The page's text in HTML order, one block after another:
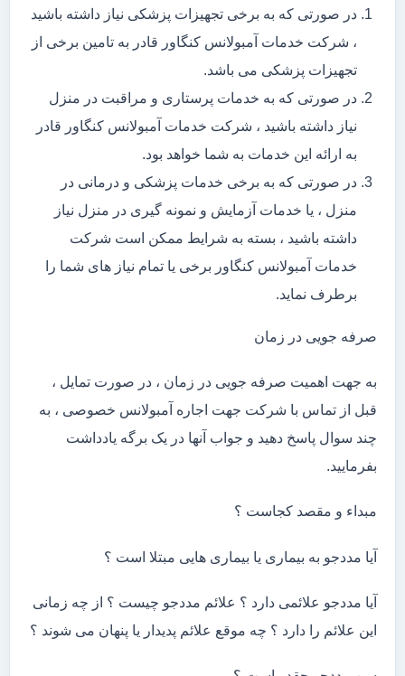
در صورتی که به برخی تجهیزات پزشکی نیاز داشته باشید
، شرکت خدمات آمبولانس کنگاور قادر به تامین برخی از
تجهیزات پزشکی می باشد.
در صورتی که به خدمات پرستاری و مراقبت در منزل
نیاز داشته باشید ، شرکت خدمات آمبولانس کنگاور قادر
به ارائه این خدمات به شما خواهد بود.
در صورتی که به برخی خدمات پزشکی و درمانی در
منزل ، یا خدمات آزمایش و نمونه گیری در منزل نیاز
داشته باشید ، بسته به شرایط ممکن است شرکت
خدمات آمبولانس کنگاور برخی یا تمام نیاز های شما را
برطرف نماید.
صرفه جویی در زمان
به جهت اهمیت صرفه جویی در زمان ، در صورت تمایل ،
قبل از تماس با شرکت جهت اجاره آمبولانس خصوصی ، به
چند سوال پاسخ دهید و جواب آنها در یک برگه یادداشت
بفرمایید.
مبداء و مقصد کجاست ؟
آیا مددجو به بیماری یا بیماری هایی مبتلا است ؟
آیا مددجو علائمی دارد ؟ علائم مددجو چیست ؟ از چه زمانی
این علائم را دارد ؟ چه موقع علائم پدیدار یا پنهان می شوند ؟